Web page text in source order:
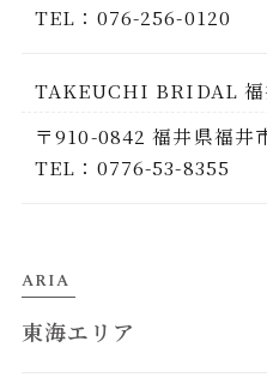
TEL：076-256-0120
TAKEUCHI BRIDAL 福
〒910-0842 福井県福井
TEL：0776-53-8355
ARIA
東海エリア